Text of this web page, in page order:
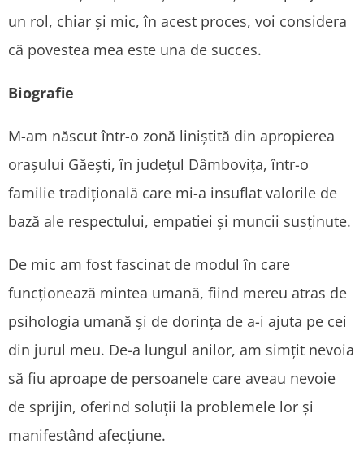
un rol, chiar și mic, în acest proces, voi considera
că povestea mea este una de succes.
Biografie
M-am născut într-o zonă liniștită din apropierea
orașului Găești, în județul Dâmbovița, într-o
familie tradițională care mi-a insuflat valorile de
bază ale respectului, empatiei și muncii susținute.
De mic am fost fascinat de modul în care
funcționează mintea umană, fiind mereu atras de
psihologia umană și de dorința de a-i ajuta pe cei
din jurul meu. De-a lungul anilor, am simțit nevoia
să fiu aproape de persoanele care aveau nevoie
de sprijin, oferind soluții la problemele lor și
manifestând afecțiune.